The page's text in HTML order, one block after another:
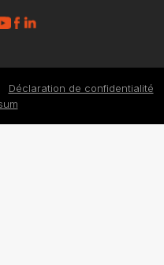
Déclaration de confidentialité